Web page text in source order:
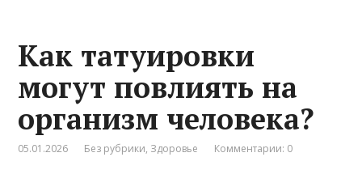
Как татуировки
могут повлиять на
организм человека?
05.01.2026 Без рубрики, Здоровье Комментарии: 0